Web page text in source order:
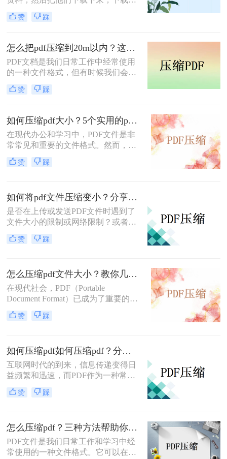
大部分文件都是pdf格式的，pdf文件
可以方便我们阅读文档内容，但是有
们就需要压缩到指定大小，今天小编
就给大家介绍一下怎样压缩pdf文件?
赞 踩
怎么把pdf压缩到20m以内？这四种压缩方法快来学~
PDF文档是我们日常工作中经常使用
的一种文件格式，但有时候我们会遇
到PDF文件太大的问题。这个问题很
常见，尤其是在需要发送PDF文件作
可能会造成发送失败或者下载时间过
长的问题。在这篇文章中，我们将为
大家介绍怎么把pdf压缩到20m以内的
方法。
赞 踩
如何压缩pdf大小？5个实用的pdf压缩办法！
在现代办公和学习中，PDF文件是非
常常见和重要的文件格式。然而，随
着社会进步和科技发展，我们经常会
遇到一个问题：PDF文件过大，无法
pdf大小，以提升我们的工作效率
赞 踩
如何将pdf文件压缩变小？分享几个pdf压缩技巧！
是否在上传或发送PDF文件时遇到了
文件大小的限制或网络限制？或者虽
然可以成功上传或发送，但文件过
大，需要较长的等待时间？无论哪种
的指南和技巧，使您能够快速压缩
PDF文件大小。
赞 踩
怎么压缩pdf文件大小？教你几种特别实用的方法！
在现代社会，PDF（Portable
Document Format）已成为了重要的文
件格式。然而，由于PDF文件往往较
大，导致文件传输速度慢、存储空间
文件负担，提高工作效率。
赞 踩
如何压缩pdf如何压缩pdf？分享4个实用的pdf压缩方法！
互联网时代的到来，信息传递变得日
益频繁和迅速，而PDF作为一种常见
的文件格式，在工作和学习中扮演着
重要的角色。然而，随着信息的不断
存储困扰和传输速度慢的情况。那
么，如何压缩pdf，以节省存储空间和
加快文件传输速度呢？接下来，本文
赞 踩
怎么压缩pdf？三种方法帮助你解决问题！
PDF文件是我们日常工作和学习中经
常使用的一种文件格式。它可以在不